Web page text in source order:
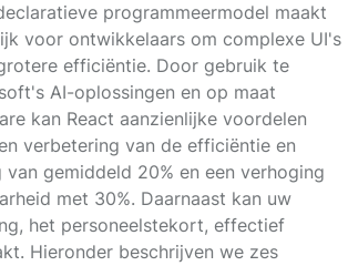
programmeermodel maakt
voor ontwikkelaars om complexe UI's
efficiëntie. Door gebruik te
AI-oplossingen en op maat
kan React aanzienlijke voordelen
verbetering van de efficiëntie en
van gemiddeld 20% en een verhoging
met 30%. Daarnaast kan uw
het personeelstekort, effectief
Hieronder beschrijven we zes